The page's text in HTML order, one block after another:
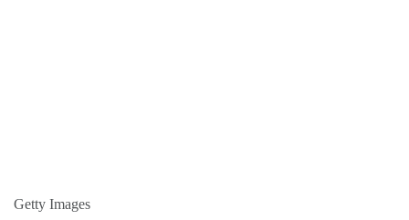
Getty Images